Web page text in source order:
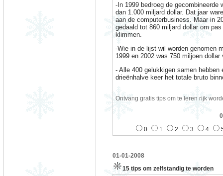
-In 1999 bedroeg de gecombineerde
dan 1.000 miljard dollar. Dat jaar
aan de computerbusiness. Maar in
gedaald tot 860 miljard dollar om
klimmen.
-Wie in de lijst wil worden genomen
1999 en 2002 was 750 miljoen dollar
- Alle 400 gelukkigen samen
drieënhalve keer het totale bruto
Ontvang gratis tips om te leren rijk
0
1 2 3 4
01-01-2008
15 tips om zelfstandig te worden